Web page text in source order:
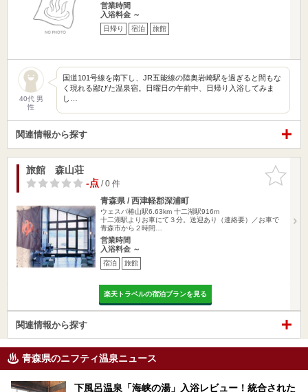
営業時間
入浴料金 ～
日帰り 宿泊 旅館
40代 男
性
国道101号線を南下し、JR五能線の陸奥岩崎駅を過ぎると間もな
く現れる鄙びた温泉宿。日曜日の午前中、日帰り入浴してみま
し…
関連情報から探す
お気に入
りに追加
旅館 森山荘
-点/ 0 件
青森県 / 西津軽郡深浦町
ウェスパ椿山駅6.63km 十二湖駅916m
十二湖駅よりお車にて３分。送迎あり（連絡要）／お車で
青森市から２時間…
営業時間
入浴料金 ～
宿泊 旅館
楽天トラベルの宿泊プランを見る
関連情報から探す
青森県のニフティ温泉ニュース
下風呂温泉「海峡の湯」入浴レビュー！統合された